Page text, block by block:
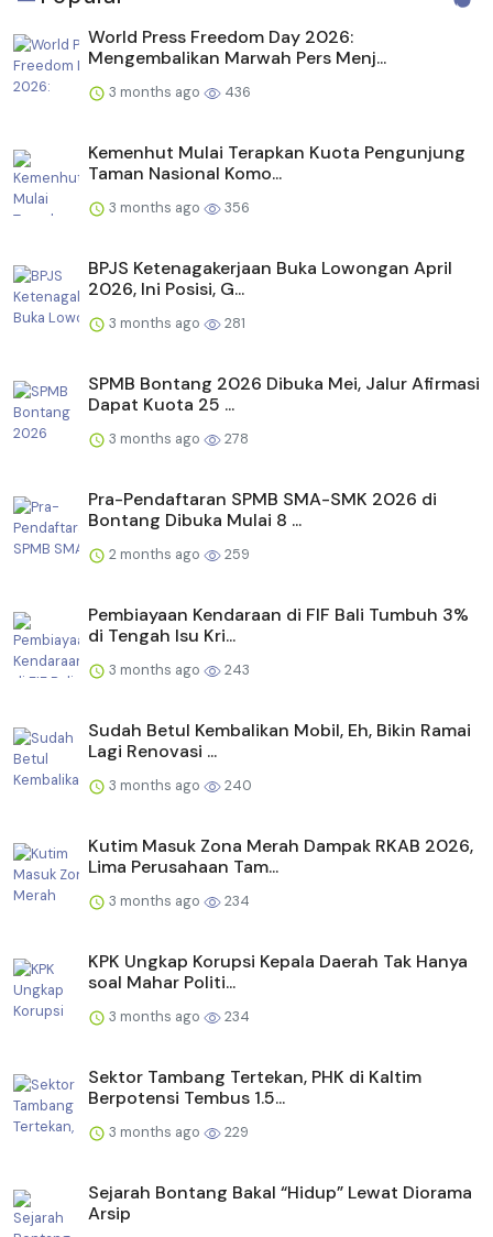
World Press Freedom Day 2026:
Mengembalikan Marwah Pers Menj...
3 months ago 436
Kemenhut Mulai Terapkan Kuota Pengunjung
Taman Nasional Komo...
3 months ago 356
BPJS Ketenagakerjaan Buka Lowongan April
2026, Ini Posisi, G...
3 months ago 281
SPMB Bontang 2026 Dibuka Mei, Jalur Afirmasi
Dapat Kuota 25 ...
3 months ago 278
Pra-Pendaftaran SPMB SMA-SMK 2026 di
Bontang Dibuka Mulai 8 ...
2 months ago 259
Pembiayaan Kendaraan di FIF Bali Tumbuh 3%
di Tengah Isu Kri...
3 months ago 243
Sudah Betul Kembalikan Mobil, Eh, Bikin Ramai
Lagi Renovasi ...
3 months ago 240
Kutim Masuk Zona Merah Dampak RKAB 2026,
Lima Perusahaan Tam...
3 months ago 234
KPK Ungkap Korupsi Kepala Daerah Tak Hanya
soal Mahar Politi...
3 months ago 234
Sektor Tambang Tertekan, PHK di Kaltim
Berpotensi Tembus 1.5...
3 months ago 229
Sejarah Bontang Bakal “Hidup” Lewat Diorama
Arsip